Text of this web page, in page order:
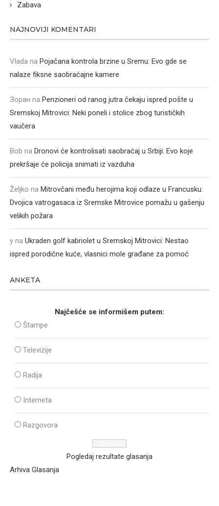
Zabava
NAJNOVIJI KOMENTARI
Vlada na Pojačana kontrola brzine u Sremu: Evo gde se
nalaze fiksne saobraćajne kamere
Зоран na Penzioneri od ranog jutra čekaju ispred pošte u
Sremskoj Mitrovici: Neki poneli i stolice zbog turističkih
vaučera
Bob na Dronovi će kontrolisati saobraćaj u Srbiji: Evo koje
prekršaje će policija snimati iz vazduha
Željko na Mitrovčani među herojima koji odlaze u Francusku:
Dvojica vatrogasaca iz Sremske Mitrovice pomažu u gašenju
velikih požara
y na Ukraden golf kabriolet u Sremskoj Mitrovici: Nestao
ispred porodične kuće, vlasnici mole građane za pomoć
ANKETA
Najčešće se informišem putem:
Štampe
Televizije
Radija
Interneta
Razgovora
Pogledaj rezultate glasanja
Arhiva Glasanja